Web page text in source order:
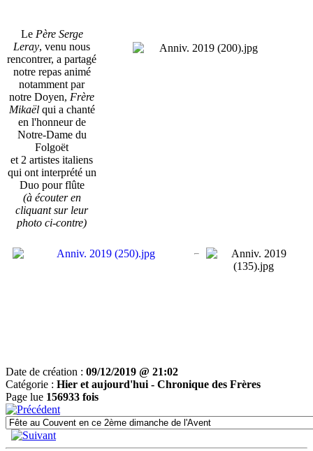
Le Père Serge
Leray, venu nous
rencontrer, a partagé
notre repas animé
notamment par
notre Doyen, Frère
Mikaël qui a chanté
en l'honneur de
Notre-Dame du
Folgoët
et 2 artistes italiens
qui ont interprété un
Duo pour flûte
(à écouter en
cliquant sur leur
photo ci-contre)
Date de création : 09/12/2019 @ 21:02
Catégorie : Hier et aujourd'hui - Chronique des Frères
Page lue 156933 fois